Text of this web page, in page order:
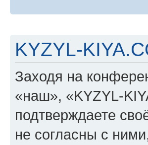
KYZYL-
Заходя на
«наш», «KYZYL-
подтверждаете
не согласны с